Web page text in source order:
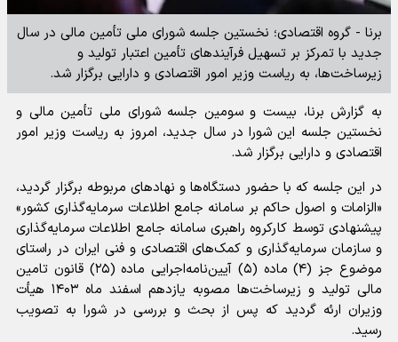
برنا - گروه اقتصادی؛ نخستین جلسه شورای ملی تأمین مالی در سال
جدید با تمرکز بر تسهیل فرآیند‌های تأمین اعتبار تولید و
زیرساخت‌ها، به ریاست وزیر امور اقتصادی و دارایی برگزار شد.
به گزارش برنا، بیست و سومین جلسه شورای ملی تأمین مالی و
نخستین جلسه این شورا در سال جدید، امروز به ریاست وزیر امور
اقتصادی و دارایی برگزار شد.
در این جلسه که با حضور دستگاه‌ها و نهاد‌های مربوطه برگزار گردید،
«الزامات و اصول حاکم بر سامانه جامع اطلاعات سرمایه‌گذاری کشور»
پیشنهادی توسط کارکروه راهبری سامانه جامع اطلاعات سرمایه‌گذاری
و سازمان سرمایه‌گذاری و کمک‌های اقتصادی و فنی ایران در راستای
موضوع جز (۴) ماده (۵) آیین‌نامه‌اجرایی ماده (۲۵) قانون تامین
مالی تولید و زیرساخت‌ها مصوبه یازدهم اسفند ماه ۱۴۰۳ هیأت
وزیران ارئه گردید که پس از بحث و بررسی در شورا به تصویب
رسید.